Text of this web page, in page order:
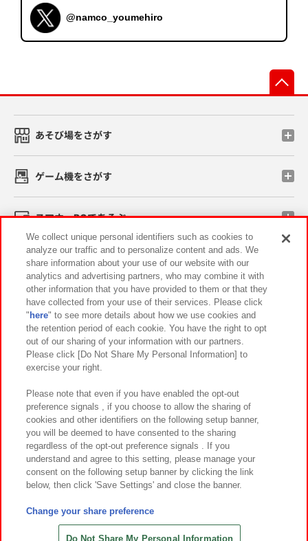
@namco_youmehiro
あそび場をさがす
ゲーム機をさがす
スマホ・PCであそぶ
イベント・キャンペーン
関連会社 サステナビリティ サイトポリシー
プライバシーポリシー ウェブアクセシビリティ方針と検証結果
お取引先さまとともに
カスタマーハラスメント対応方針 よくあるご質問・お問い合わせ
©Bandai Namco Amusement Inc.
©Bandai Namco Amusement Lab Inc.
©HANAYASHIKI Co., Ltd. All Rights Reserved.
We collect unique personal identifiers such as cookies to
analyze our traffic and to personalize content and ads. We
share information about your use of our website with our
analytics and advertising partners, who may combine it with
other information that you have provided to them or that they
have collected from your use of their services. Please click
" here" to see more details about how we use cookies and
the retention period of each cookie. You have the right to opt
out of our sharing of your information with our partners.
Please click [Do Not Share My Personal Information] to
exercise your right.
Please note that even if you have enabled the opt-out
preference signals , if you choose to allow the sharing of
cookies and other identifiers on the following setup banner,
you will be deemed to have consented to the sharing
regardless of the opt-out preference signals . If you
understand and agree to this setting, please manage your
consent on the following setup banner by clicking the link
below, then click 'Save Settings' and close the banner.
Change your share preference
Do Not Share My Personal Information